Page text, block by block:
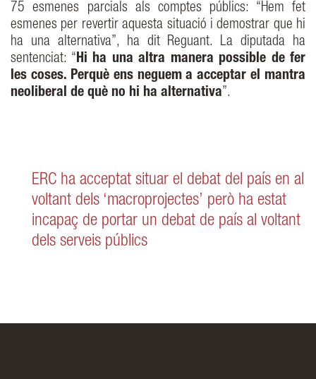
75 esmenes parcials als comptes públics: “Hem fet
esmenes per revertir aquesta situació i demostrar que hi
ha una alternativa”, ha dit Reguant. La diputada ha
sentenciat: “Hi ha una altra manera possible de fer
les coses. Perquè ens neguem a acceptar el mantra
neoliberal de què no hi ha alternativa”.
ERC ha acceptat situar el debat del país en al
voltant dels ‘macroprojectes’ però ha estat
incapaç de portar un debat de país al voltant
dels serveis públics